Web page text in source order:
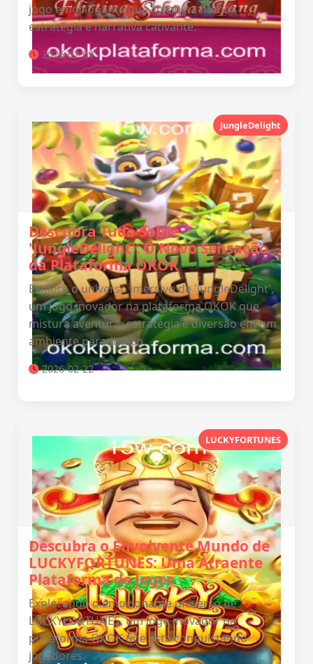
jogo emocionante que combina humor,
estratégia e narrativa cativante.
2026-02-09
JungleDelight
Descubra Tudo Sobre
'JungleDelight': O Novo Sensação
da Plataforma OKOK
Explore o universo imersivo de 'JungleDelight',
um jogo inovador na plataforma OKOK que
mistura aventura, estratégia e diversão em um
ambiente paradisíaco.
2026-02-22
LUCKYFORTUNES
Descubra o Envolvente Mundo de
LUCKYFORTUNES: Uma Atraente
Plataforma de Jogos
Explorando o emocionante universo de
LUCKYFORTUNES, um jogo inovador na
plataforma OKOK que está conquistando
jogadores.